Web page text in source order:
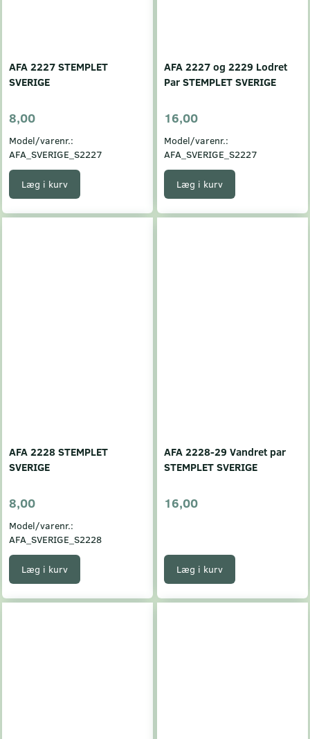
AFA 2227 STEMPLET
SVERIGE
8,00
Model/varenr.:
AFA_SVERIGE_S2227
Læg i kurv
AFA 2227 og 2229 Lodret
Par STEMPLET SVERIGE
16,00
Model/varenr.:
AFA_SVERIGE_S2227
Læg i kurv
AFA 2228 STEMPLET
SVERIGE
8,00
Model/varenr.:
AFA_SVERIGE_S2228
Læg i kurv
AFA 2228-29 Vandret par
STEMPLET SVERIGE
16,00
Læg i kurv